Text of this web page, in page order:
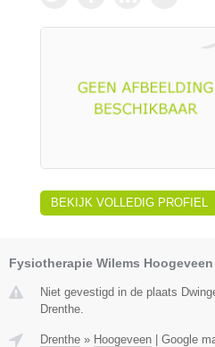
BEKIJK VOLLEDIG PROFIEL
Fysiotherapie Wilems Hoogeveen
Niet gevestigd in de plaats
Drenthe.
Drenthe » Hoogeveen Google